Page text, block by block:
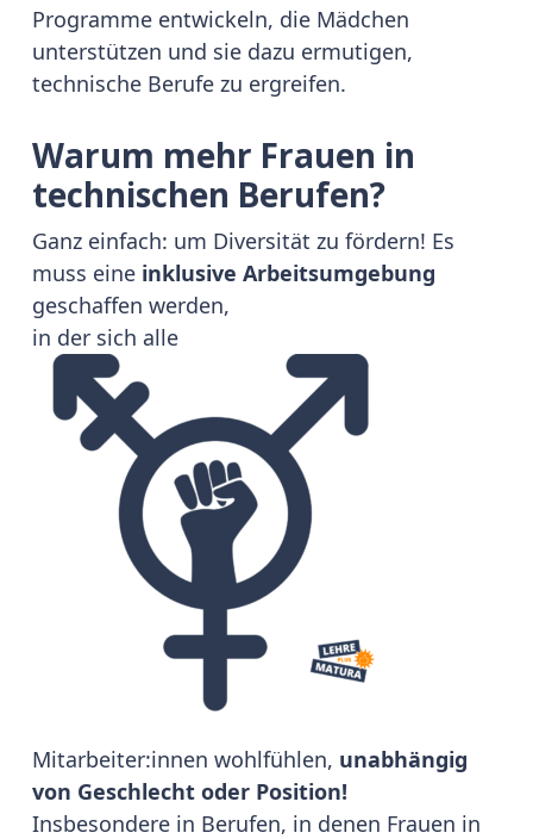
Programme entwickeln, die Mädchen
unterstützen und sie dazu ermutigen,
technische Berufe zu ergreifen.
Warum mehr Frauen in
technischen Berufen?
Ganz einfach: um Diversität zu fördern! Es
muss eine inklusive Arbeitsumgebung
geschaffen werden,
in der sich alle
Mitarbeiter:innen wohlfühlen, unabhängig
von Geschlecht oder Position!
Insbesondere in Berufen, in denen Frauen in